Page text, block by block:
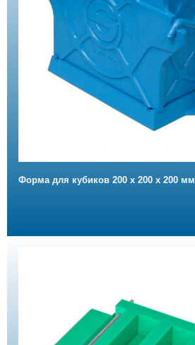
Форма для кубиков 200 х 200 х 200 мм